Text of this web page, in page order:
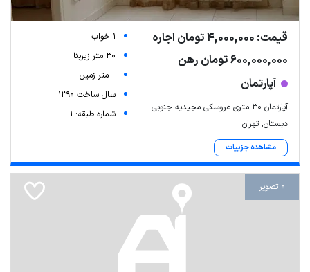
قیمت: 4,000,000 تومان اجاره
600,000,000 تومان رهن
آپارتمان
آپارتمان ۳۰ متری عروسکی مجیدیه جنوبی
دبستان, تهران
مشاهده جزییات
1 خواب
30 متر زیربنا
-- متر زمین
سال ساخت 1390
شماره طبقه: 1
0 تصویر